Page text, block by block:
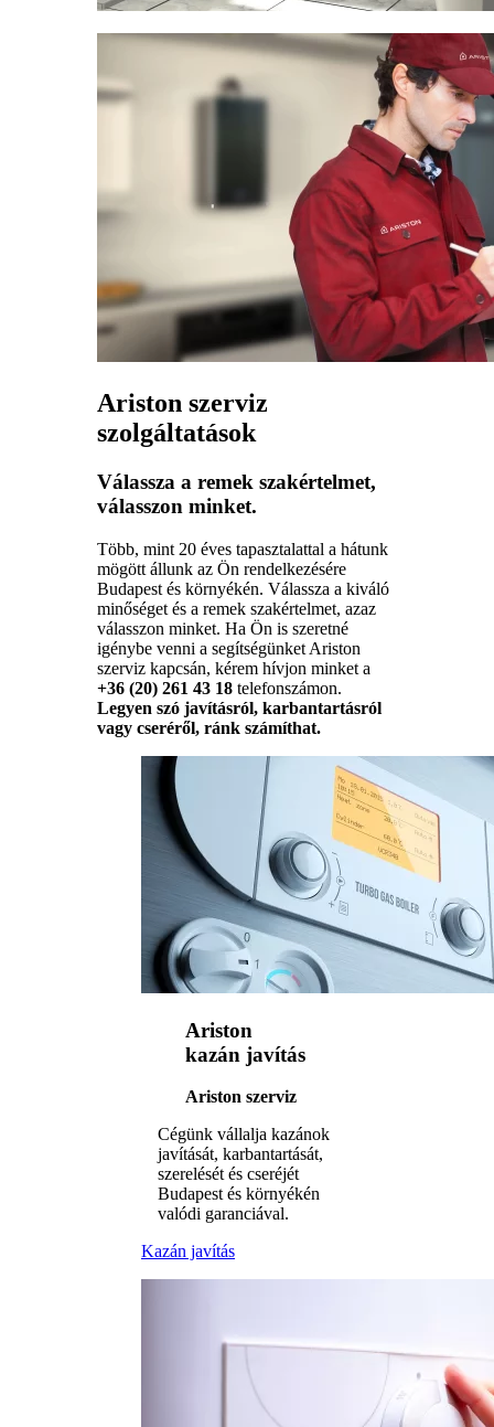
Ariston szerviz
szolgáltatások
Válassza a remek szakértelmet,
válasszon minket.
Több, mint 20 éves tapasztalattal a hátunk
mögött állunk az Ön rendelkezésére
Budapest és környékén. Válassza a kiváló
minőséget és a remek szakértelmet, azaz
válasszon minket. Ha Ön is szeretné
igénybe venni a segítségünket Ariston
szerviz kapcsán, kérem hívjon minket a
+36 (20) 261 43 18 telefonszámon.
Legyen szó javításról, karbantartásról
vagy cseréről, ránk számíthat.
Ariston
kazán javítás
Ariston szerviz
Cégünk vállalja kazánok
javítását, karbantartását,
szerelését és cseréjét
Budapest és környékén
valódi garanciával.
Kazán javítás